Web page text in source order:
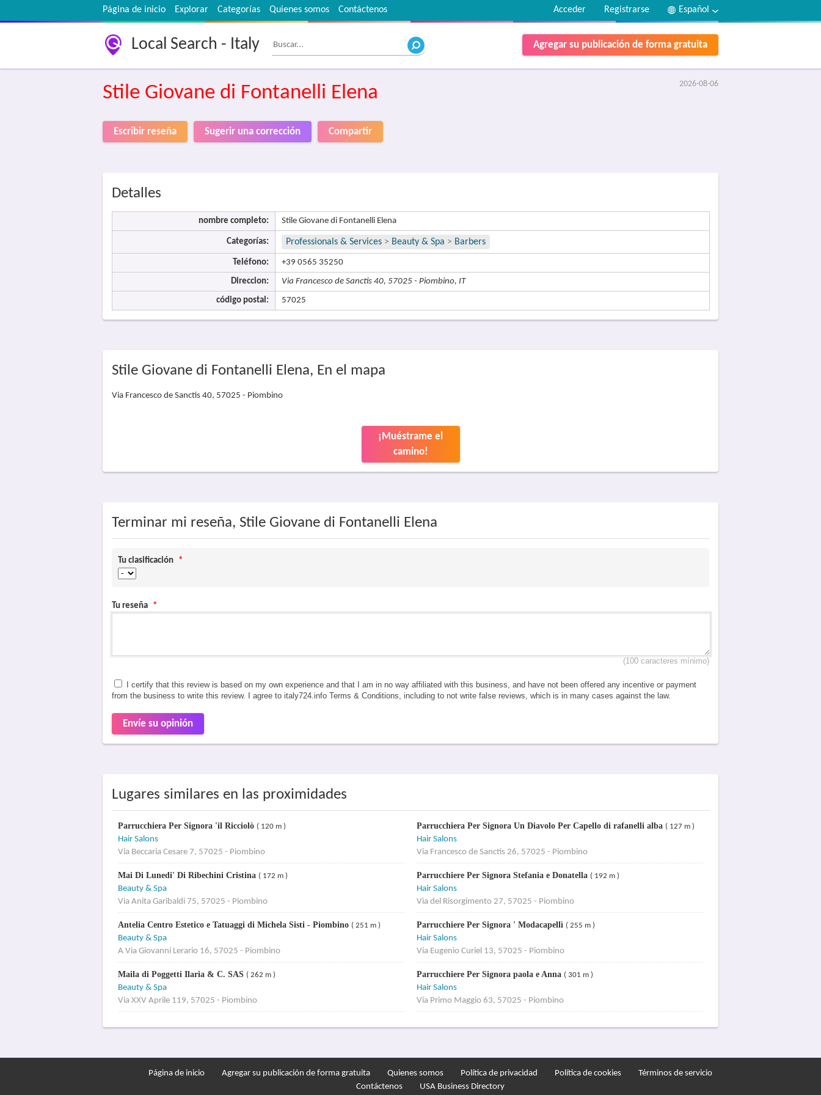
Página de inicio Explorar Categorías Quienes somos Contáctenos Español
Registrarse
Acceder
Local Search - Italy Agregar su publicación de forma gratuita
2026-08-06
Stile Giovane di Fontanelli Elena
Escribir reseña Sugerir una corrección Compartir
Detalles
nombre completo: Stile Giovane di Fontanelli Elena
Categorías: Professionals & Services > Beauty & Spa > Barbers
Teléfono: +39 0565 35250
Direccion: Via Francesco de Sanctis 40, 57025 - Piombino, IT
código postal: 57025
Stile Giovane di Fontanelli Elena, En el mapa
Via Francesco de Sanctis 40, 57025 - Piombino
¡Muéstrame el
camino!
Terminar mi reseña, Stile Giovane di Fontanelli Elena
Tu clasificación *
Tu reseña *
(100 caracteres mínimo)
I certify that this review is based on my own experience and that I am in no way affiliated with this business, and have not been offered any incentive or payment
from the business to write this review. I agree to italy724.info Terms & Conditions, including to not write false reviews, which is in many cases against the law.
Envíe su opinión
Lugares similares en las proximidades
Parrucchiera Per Signora 'il Ricciolò ( 120 m )
Hair Salons
Via Beccaria Cesare 7, 57025 - Piombino
Parrucchiera Per Signora Un Diavolo Per Capello di rafanelli alba ( 127 m )
Hair Salons
Via Francesco de Sanctis 26, 57025 - Piombino
Mai Di Lunedi' Di Ribechini Cristina ( 172 m )
Beauty & Spa
Via Anita Garibaldi 75, 57025 - Piombino
Parrucchiere Per Signora Stefania e Donatella ( 192 m )
Hair Salons
Via del Risorgimento 27, 57025 - Piombino
Antelia Centro Estetico e Tatuaggi di Michela Sisti - Piombino ( 251 m )
Beauty & Spa
A Via Giovanni Lerario 16, 57025 - Piombino
Parrucchiere Per Signora ' Modacapellì ( 255 m )
Hair Salons
Via Eugenio Curiel 13, 57025 - Piombino
Maila di Poggetti Ilaria & C. SAS ( 262 m )
Beauty & Spa
Via XXV Aprile 119, 57025 - Piombino
Parrucchiere Per Signora paola e Anna ( 301 m )
Hair Salons
Via Primo Maggio 63, 57025 - Piombino
Página de inicio Agregar su publicación de forma gratuita Quienes somos Política de privacidad Política de cookies
Términos de servicio
Contáctenos
USA Business Directory